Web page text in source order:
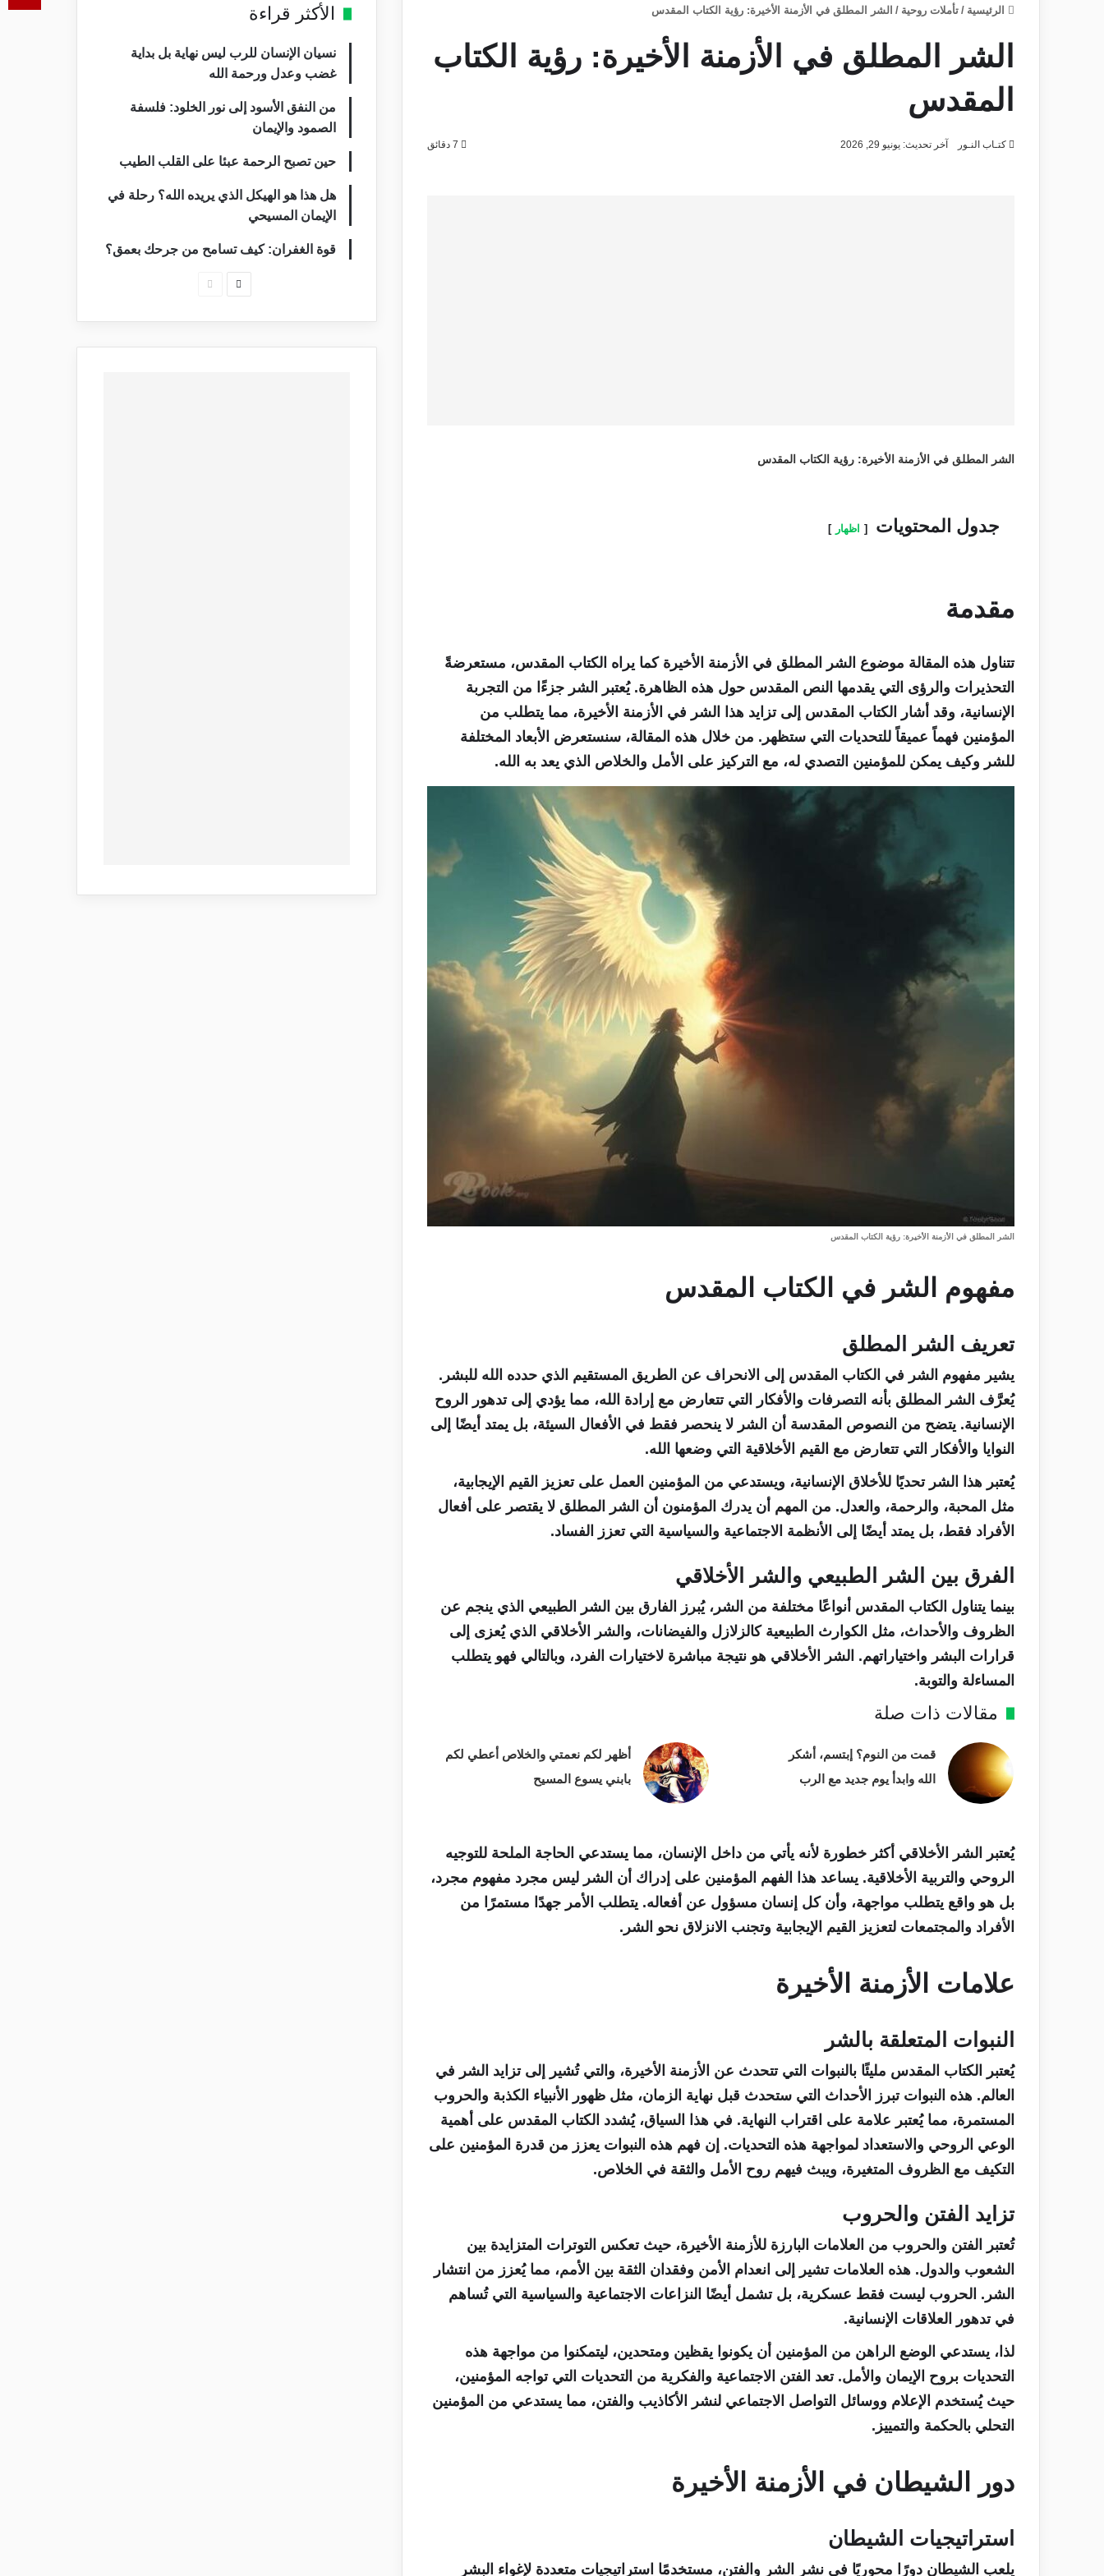
الرئيسية / تأملات روحية / الشر المطلق في الأزمنة الأخيرة: رؤية الكتاب المقدس
الشر المطلق في الأزمنة الأخيرة: رؤية الكتاب
المقدس
كتـاب النـور آخر تحديث: يونيو 29, 2026
الشر المطلق في الأزمنة الأخيرة: رؤية الكتاب المقدس
جدول المحتويات اظهار
مقدمة
تتناول هذه المقالة موضوع الشر المطلق في الأزمنة الأخيرة كما يراه الكتاب المقدس، مستعرضةً
التحذيرات والرؤى التي يقدمها النص المقدس حول هذه الظاهرة. يُعتبر الشر جزءًا من التجربة
الإنسانية، وقد أشار الكتاب المقدس إلى تزايد هذا الشر في الأزمنة الأخيرة، مما يتطلب من
المؤمنين فهماً عميقاً للتحديات التي ستظهر. من خلال هذه المقالة، سنستعرض الأبعاد المختلفة
للشر وكيف يمكن للمؤمنين التصدي له، مع التركيز على الأمل والخلاص الذي يعد به الله.
الشر المطلق في الأزمنة الأخيرة: رؤية الكتاب المقدس
مفهوم الشر في الكتاب المقدس
تعريف الشر المطلق
يشير مفهوم الشر في الكتاب المقدس إلى الانحراف عن الطريق المستقيم الذي حدده الله للبشر.
يُعرَّف الشر المطلق بأنه التصرفات والأفكار التي تتعارض مع إرادة الله، مما يؤدي إلى تدهور الروح
الإنسانية. يتضح من النصوص المقدسة أن الشر لا ينحصر فقط في الأفعال السيئة، بل يمتد أيضًا إلى
النوايا والأفكار التي تتعارض مع القيم الأخلاقية التي وضعها الله.
يُعتبر هذا الشر تحديًا للأخلاق الإنسانية، ويستدعي من المؤمنين العمل على تعزيز القيم الإيجابية،
مثل المحبة، والرحمة، والعدل. من المهم أن يدرك المؤمنون أن الشر المطلق لا يقتصر على أفعال
الأفراد فقط، بل يمتد أيضًا إلى الأنظمة الاجتماعية والسياسية التي تعزز الفساد.
الفرق بين الشر الطبيعي والشر الأخلاقي
بينما يتناول الكتاب المقدس أنواعًا مختلفة من الشر، يُبرز الفارق بين الشر الطبيعي الذي ينجم عن
الظروف والأحداث، مثل الكوارث الطبيعية كالزلازل والفيضانات، والشر الأخلاقي الذي يُعزى إلى
قرارات البشر واختياراتهم. الشر الأخلاقي هو نتيجة مباشرة لاختيارات الفرد، وبالتالي فهو يتطلب
المساءلة والتوبة.
مقالات ذات صلة
قمت من النوم؟ إبتسم، أشكر
الله وابدأ يوم جديد مع الرب
أظهر لكم نعمتي والخلاص أعطي لكم
بابني يسوع المسيح
يُعتبر الشر الأخلاقي أكثر خطورة لأنه يأتي من داخل الإنسان، مما يستدعي الحاجة الملحة للتوجيه
الروحي والتربية الأخلاقية. يساعد هذا الفهم المؤمنين على إدراك أن الشر ليس مجرد مفهوم مجرد،
بل هو واقع يتطلب مواجهة، وأن كل إنسان مسؤول عن أفعاله. يتطلب الأمر جهدًا مستمرًا من
الأفراد والمجتمعات لتعزيز القيم الإيجابية وتجنب الانزلاق نحو الشر.
علامات الأزمنة الأخيرة
النبوات المتعلقة بالشر
يُعتبر الكتاب المقدس مليئًا بالنبوات التي تتحدث عن الأزمنة الأخيرة، والتي تُشير إلى تزايد الشر في
العالم. هذه النبوات تبرز الأحداث التي ستحدث قبل نهاية الزمان، مثل ظهور الأنبياء الكذبة والحروب
المستمرة، مما يُعتبر علامة على اقتراب النهاية. في هذا السياق، يُشدد الكتاب المقدس على أهمية
الوعي الروحي والاستعداد لمواجهة هذه التحديات. إن فهم هذه النبوات يعزز من قدرة المؤمنين على
التكيف مع الظروف المتغيرة، ويبث فيهم روح الأمل والثقة في الخلاص.
تزايد الفتن والحروب
تُعتبر الفتن والحروب من العلامات البارزة للأزمنة الأخيرة، حيث تعكس التوترات المتزايدة بين
الشعوب والدول. هذه العلامات تشير إلى انعدام الأمن وفقدان الثقة بين الأمم، مما يُعزز من انتشار
الشر. الحروب ليست فقط عسكرية، بل تشمل أيضًا النزاعات الاجتماعية والسياسية التي تُساهم
في تدهور العلاقات الإنسانية.
لذا، يستدعي الوضع الراهن من المؤمنين أن يكونوا يقظين ومتحدين، ليتمكنوا من مواجهة هذه
التحديات بروح الإيمان والأمل. تعد الفتن الاجتماعية والفكرية من التحديات التي تواجه المؤمنين،
حيث يُستخدم الإعلام ووسائل التواصل الاجتماعي لنشر الأكاذيب والفتن، مما يستدعي من المؤمنين
التحلي بالحكمة والتمييز.
دور الشيطان في الأزمنة الأخيرة
استراتيجيات الشيطان
يلعب الشيطان دورًا محوريًا في نشر الشر والفتن، مستخدمًا استراتيجيات متعددة لإغواء البشر
الأكثر قراءة
نسيان الإنسان للرب ليس نهاية بل بداية
غضب وعدل ورحمة الله
من النفق الأسود إلى نور الخلود: فلسفة
الصمود والإيمان
حين تصبح الرحمة عبئا على القلب الطيب
هل هذا هو الهيكل الذي يريده الله؟ رحلة في
الإيمان المسيحي
قوة الغفران: كيف تسامح من جرحك بعمق؟
الصفحةالصفحة